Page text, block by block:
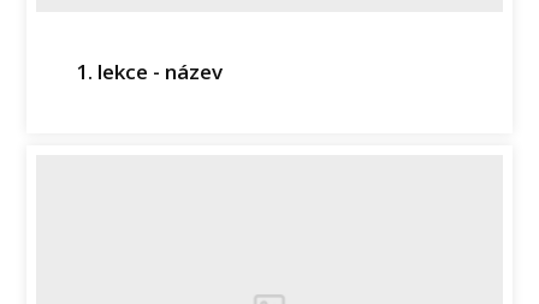
1. lekce - název